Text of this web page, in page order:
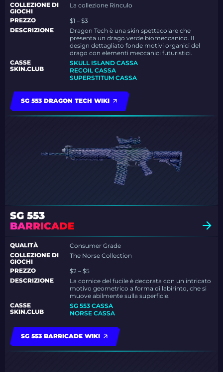
COLLEZIONE DI
GIOCHI
La collezione Rinculo
PREZZO
$1 – $3
DESCRIZIONE
Dragon Tech è una skin spettacolare che
presenta un drago verde biomeccanico. Il
design dettagliato fonde motivi organici del
drago con elementi meccanici futuristici.
CASSE
SKIN.CLUB
SKULL ISLAND CASSA
RECOIL CASSA
SUPERSTITUM CASSA
SG 553 DRAGON TECH WIKI
SG 553
BARRICADE
QUALITÀ
Consumer Grade
COLLEZIONE DI
GIOCHI
The Norse Collection
PREZZO
$2 – $5
DESCRIZIONE
La cornice del fucile è decorata con un intricato
motivo geometrico a forma di labirinto, che si
muove abilmente sulla superficie.
CASSE
SKIN.CLUB
SG 553 CASSA
NORSE CASSA
SG 553 BARRICADE WIKI